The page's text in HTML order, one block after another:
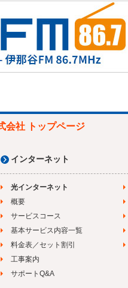
会社 トップページ
インターネット
光インターネット
概要
サービスコース
基本サービス内容一覧
料金表／セット割引
工事案内
サポートQ&A